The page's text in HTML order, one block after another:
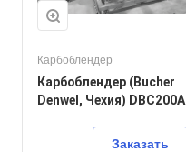
Карбоблендер
Карбоблендер (Bucher
Denwel, Чехия) DBC200A
Заказать